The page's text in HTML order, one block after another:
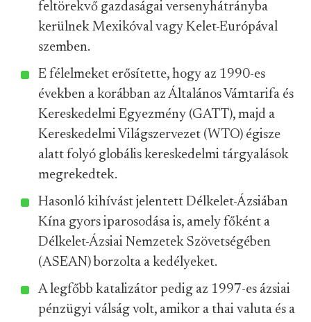
feltörekvő gazdaságai versenyhátrányba
kerülnek Mexikóval vagy Kelet-Európával
szemben.
E félelmeket erősítette, hogy az 1990-es
években a korábban az Általános Vámtarifa és
Kereskedelmi Egyezmény (GATT), majd a
Kereskedelmi Világszervezet (WTO) égisze
alatt folyó globális kereskedelmi tárgyalások
megrekedtek.
Hasonló kihívást jelentett Délkelet-Ázsiában
Kína gyors iparosodása is, amely főként a
Délkelet-Ázsiai Nemzetek Szövetségében
(ASEAN) borzolta a kedélyeket.
A legfőbb katalizátor pedig az 1997-es ázsiai
pénzügyi válság volt, amikor a thai valuta és a